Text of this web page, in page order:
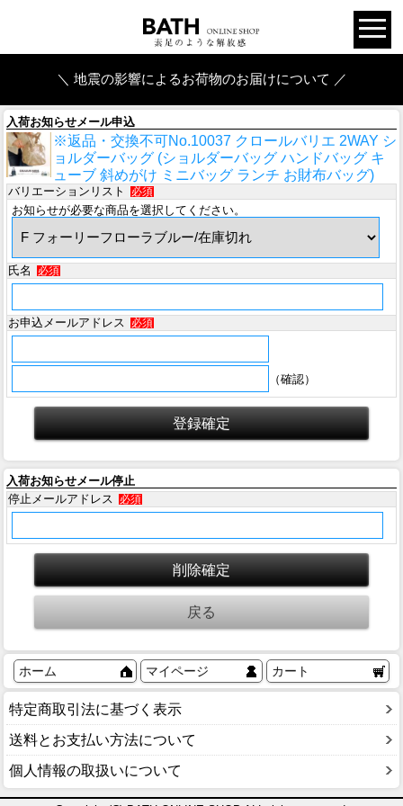
＼ 地震の影響によるお荷物のお届けについて ／
入荷お知らせメール申込
※返品・交換不可No.10037 クロールバリエ 2WAY シ
ョルダーバッグ (ショルダーバッグ ハンドバッグ キ
ューブ 斜めがけ ミニバッグ ランチ お財布バッグ)
バリエーションリスト 必須
お知らせが必要な商品を選択してください。
氏名 必須
お申込メールアドレス 必須
（確認）
入荷お知らせメール停止
停止メールアドレス
必須
ホーム マイページ カート
特定商取引法に基づく表示
送料とお支払い方法について
個人情報の取扱いについて